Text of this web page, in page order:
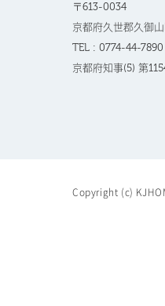
〒613-0034
京都府久世郡久御
TEL : 0774-44-
京都府知事(5) 第
Copyright (c)